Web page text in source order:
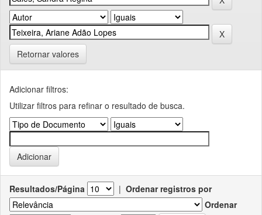
Retornar valores
Adicionar filtros:
Utilizar filtros para refinar o resultado de busca.
Resultados/Página | Ordenar registros por
Ordenar